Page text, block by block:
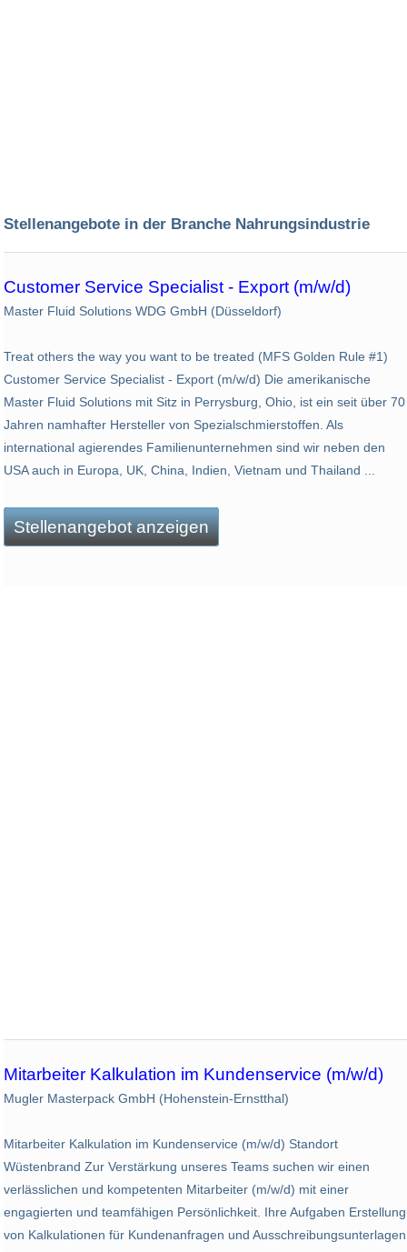
Stellenangebote in der Branche Nahrungsindustrie
Customer Service Specialist - Export (m/w/d)
Master Fluid Solutions WDG GmbH (Düsseldorf)
Treat others the way you want to be treated (MFS Golden Rule #1)
Customer Service Specialist - Export (m/w/d) Die amerikanische
Master Fluid Solutions mit Sitz in Perrysburg, Ohio, ist ein seit über 70
Jahren namhafter Hersteller von Spezialschmierstoffen. Als
international agierendes Familienunternehmen sind wir neben den
USA auch in Europa, UK, China, Indien, Vietnam und Thailand ...
Stellenangebot anzeigen
Mitarbeiter Kalkulation im Kundenservice (m/w/d)
Mugler Masterpack GmbH (Hohenstein-Ernstthal)
Mitarbeiter Kalkulation im Kundenservice (m/w/d) Standort
Wüstenbrand Zur Verstärkung unseres Teams suchen wir einen
verlässlichen und kompetenten Mitarbeiter (m/w/d) mit einer
engagierten und teamfähigen Persönlichkeit. Ihre Aufgaben Erstellung
von Kalkulationen für Kundenanfragen und Ausschreibungsunterlagen